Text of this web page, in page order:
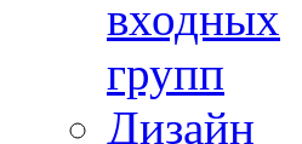
входных
групп
Дизайн